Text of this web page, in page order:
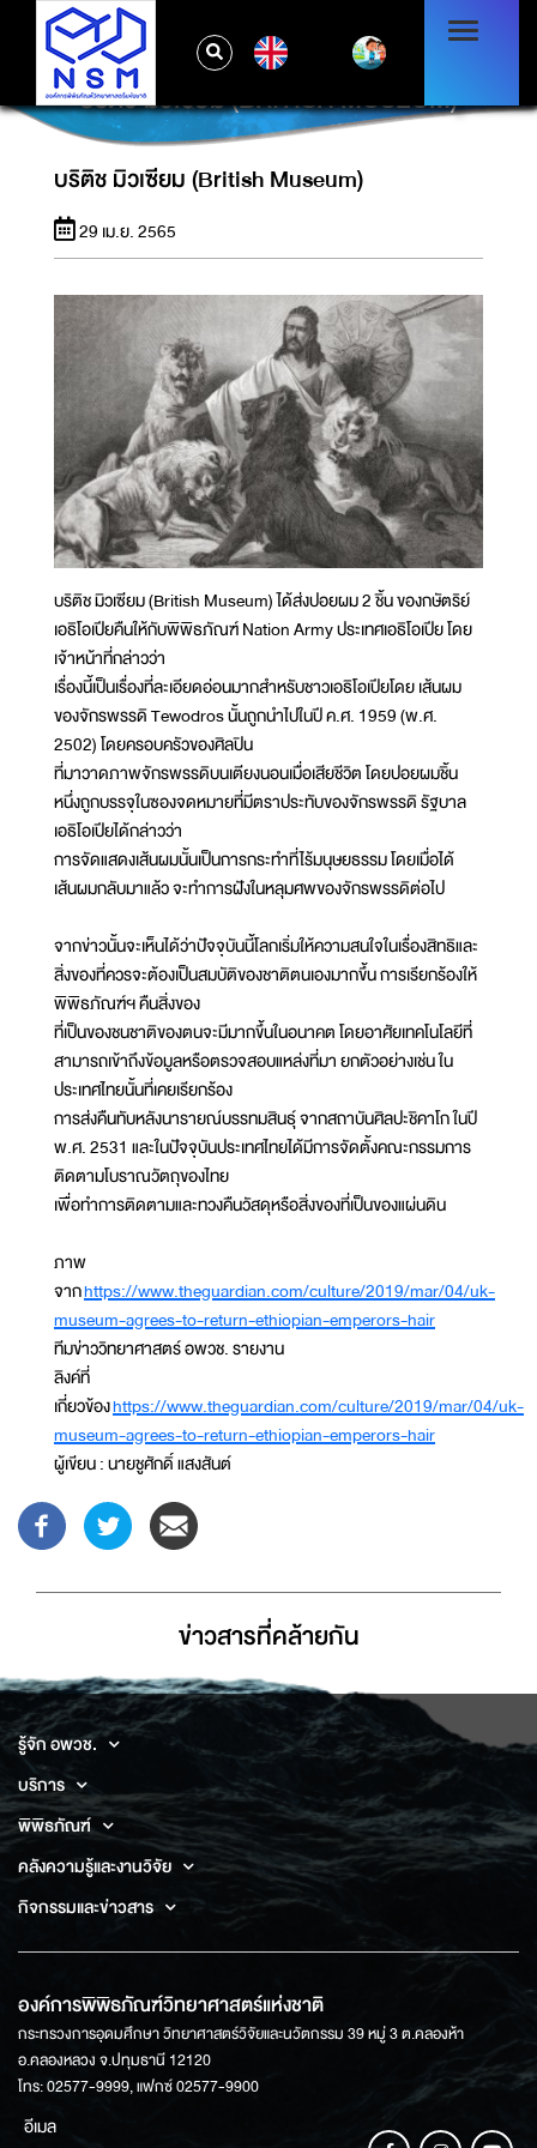
บริติช มิวเซียม (BRITISH MUSEUM)
บริติช มิวเซียม (British Museum)
29 เม.ย. 2565
บริติช มิวเซียม (British Museum) ได้ส่งปอยผม 2 ชิ้น ของกษัตริย์
เอธิโอเปียคืนให้กับพิพิธภัณฑ์ Nation Army ประเทศเอธิโอเปีย โดย
เจ้าหน้าที่กล่าวว่า
เรื่องนี้เป็นเรื่องที่ละเอียดอ่อนมากสำหรับชาวเอธิโอเปียโดย เส้นผม
ของจักรพรรดิ Tewodros นั้นถูกนำไปในปี ค.ศ. 1959 (พ.ศ.
2502) โดยครอบครัวของศิลปิน
ที่มาวาดภาพจักรพรรดิบนเตียงนอนเมื่อเสียชีวิต โดยปอยผมชิ้น
หนึ่งถูกบรรจุในซองจดหมายที่มีตราประทับของจักรพรรดิ รัฐบาล
เอธิโอเปียได้กล่าวว่า
การจัดแสดงเส้นผมนั้นเป็นการกระทำที่ไร้มนุษยธรรม โดยเมื่อได้
เส้นผมกลับมาแล้ว จะทำการฝังในหลุมศพของจักรพรรดิต่อไป
จากข่าวนั้นจะเห็นได้ว่าปัจจุบันนี้โลกเริ่มให้ความสนใจในเรื่องสิทธิและ
สิ่งของที่ควรจะต้องเป็นสมบัติของชาติตนเองมากขึ้น การเรียกร้องให้
พิพิธภัณฑ์ฯ คืนสิ่งของ
ที่เป็นของชนชาติของตนจะมีมากขึ้นในอนาคต โดยอาศัยเทคโนโลยีที่
สามารถเข้าถึงข้อมูลหรือตรวจสอบแหล่งที่มา ยกตัวอย่างเช่น ใน
ประเทศไทยนั้นที่เคยเรียกร้อง
การส่งคืนทับหลังนารายณ์บรรทมสินธุ์ จากสถาบันศิลปะชิคาโก ในปี
พ.ศ. 2531 และในปัจจุบันประเทศไทยได้มีการจัดตั้งคณะกรรมการ
ติดตามโบราณวัตถุของไทย
เพื่อทำการติดตามและทวงคืนวัสดุหรือสิ่งของที่เป็นของแผ่นดิน
ภาพ
จากhttps://www.theguardian.com/culture/2019/mar/04/uk-
museum-agrees-to-return-ethiopian-emperors-hair
ทีมข่าววิทยาศาสตร์ อพวช. รายงาน
ลิงค์ที่
เกี่ยวข้องhttps://www.theguardian.com/culture/2019/mar/04/uk-
museum-agrees-to-return-ethiopian-emperors-hair
ผู้เขียน : นายชูศักดิ์ แสงสันต์
ข่าวสารที่่คล้ายกัน
รู้จัก อพวช.
บริการ
พิพิธภัณฑ์
คลังความรู้และงานวิจัย
กิจกรรมและข่าวสาร
องค์การพิพิธภัณฑ์วิทยาศาสตร์แห่งชาติ
กระทรวงการอุดมศึกษา วิทยาศาสตร์วิจัยและนวัตกรรม 39 หมู่ 3 ต.คลองห้า
อ.คลองหลวง จ.ปทุมธานี 12120
โทร: 02577-9999, แฟกซ์ 02577-9900
อีเมล